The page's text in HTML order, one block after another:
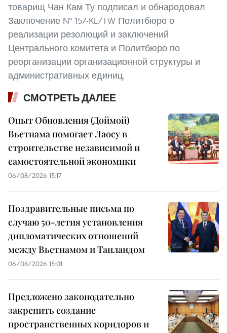
товарищ Чан Кам Ту подписал и обнародовал
Заключение № 157-KL/TW Политбюро о
реализации резолюций и заключений
Центрального комитета и Политбюро по
реорганизации организационной структуры и
административных единиц.
СМОТРЕТЬ ДАЛЕЕ
Опыт Обновления (Доймой)
Вьетнама помогает Лаосу в
строительстве независимой и
самостоятельной экономики
06/08/2026 15:17
Поздравительные письма по
случаю 50-летия установления
дипломатических отношений
между Вьетнамом и Таиландом
06/08/2026 15:01
Предложено законодательно
закрепить создание
пространственных коридоров и